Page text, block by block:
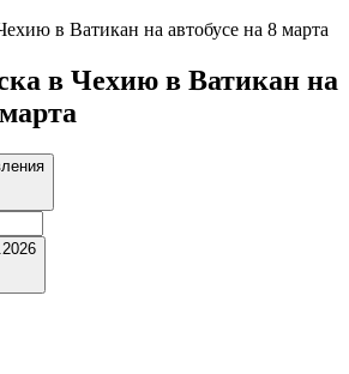
в Чехию в Ватикан на